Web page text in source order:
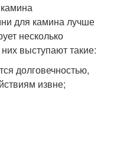
для камина лучше
несколько
выступают такие:
долговечностью,
извне;